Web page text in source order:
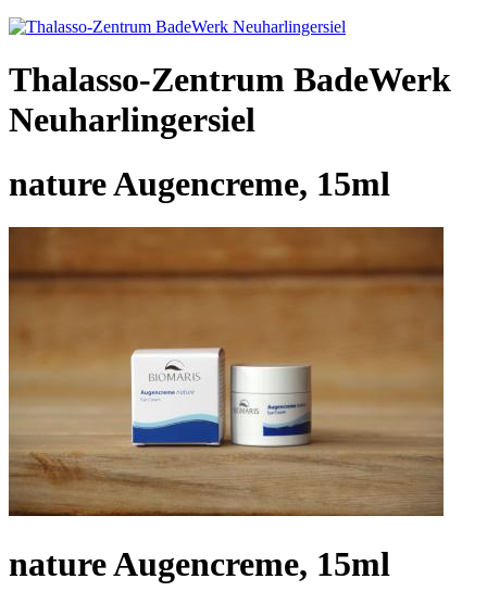
Thalasso-Zentrum BadeWerk
Neuharlingersiel
nature Augencreme, 15ml
nature Augencreme, 15ml